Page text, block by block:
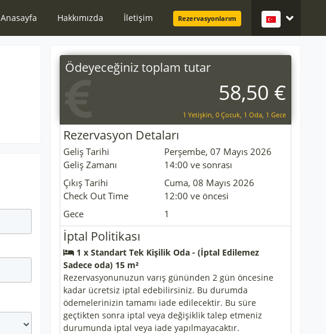
Anasayfa Hakkımızda İletişim Rezervasyonlarım
Ödeyeceğiniz toplam tutar
58,50 €
1 Yetişkin, 0 Çocuk, 1 Oda, 1 Gece
Rezervasyon Detaları
Geliş Tarihi
Perşembe, 07 Mayıs 2026
Geliş Zamanı
14:00 ve sonrası
Çıkış Tarihi
Cuma, 08 Mayıs 2026
Check Out Time
12:00 ve öncesi
Gece
1
İptal Politikası
1 x Standart Tek Kişilik Oda - (İptal Edilemez
Sadece oda) 15 m²
Rezervasyonunuzun varış gününden 2 gün öncesine
kadar ücretsiz iptal edebilirsiniz. Bu durumda
ödemelerinizin tamamı iade edilecektir. Bu süre
geçtikten sonra iptal veya değişiklik talep etmeniz
durumunda iptal veya iade yapılmayacaktır.